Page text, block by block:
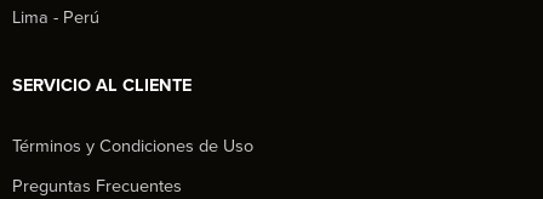
Lima - Perú
SERVICIO AL CLIENTE
Términos y Condiciones de Uso
Preguntas Frecuentes